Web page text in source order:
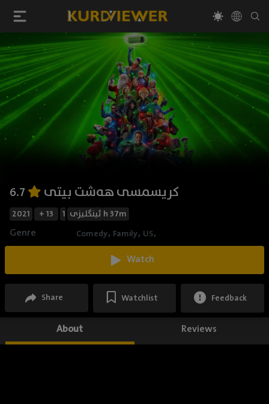
کریسمسی هەشت بیتی
2021 + 13 ئینگلیزی 1h 37m
Genre Comedy, Family, US,
Watch
Share Watchlist Feedback
About Reviews